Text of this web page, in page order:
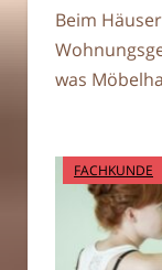
Beim
was
FACHKUNDE